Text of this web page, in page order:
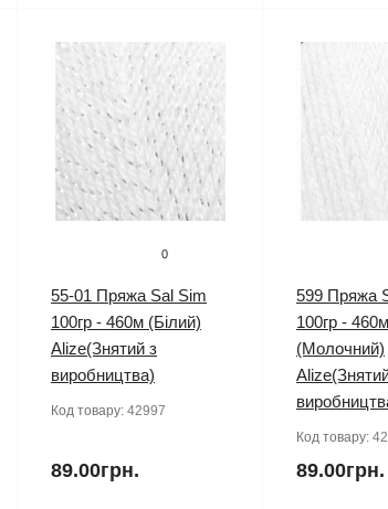
0
55-01 Пряжа Sal Sim
100гр - 460м (Білий)
Alize(Знятий з
виробництва)
Код товару: 42997
89.00грн.
599 Пряжа
100гр - 460м
(Молочний)
Код товару:
89.00грн.